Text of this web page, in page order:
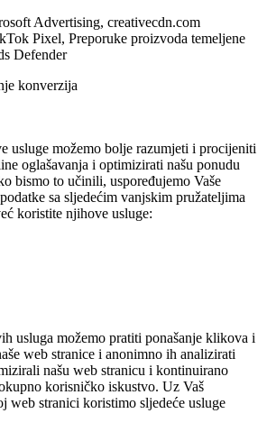
Advertising, creativecdn.com
Pixel, Preporuke proizvoda temeljene
Defender
konverzija
usluge možemo bolje razumjeti i procijeniti
oglašavanja i optimizirati našu ponudu
bismo to učinili, uspoređujemo Vaše
sa sljedećim vanjskim pružateljima
koristite njihove usluge:
usluga možemo pratiti ponašanje klikova i
web stranice i anonimno ih analizirati
našu web stranicu i kontinuirano
korisničko iskustvo. Uz Vaš
web stranici koristimo sljedeće usluge